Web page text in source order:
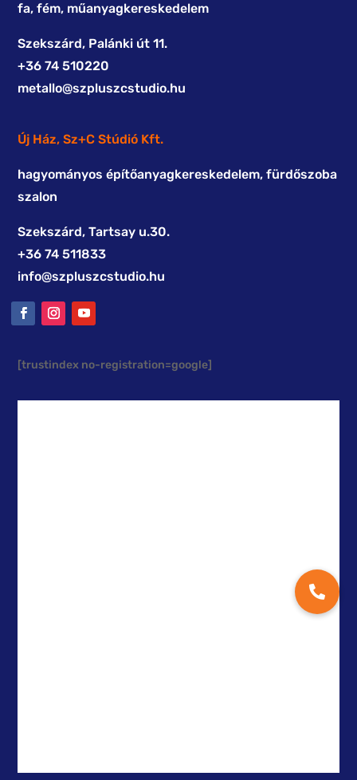
fa, fém, műanyagkereskedelem
Szekszárd, Palánki út 11.
+36 74 510220
metallo@szpluszcstudio.hu
Új Ház, Sz+C Stúdió Kft.
hagyományos építőanyagkereskedelem, fürdőszoba
szalon
Szekszárd, Tartsay u.30.
+36 74 511833
info@szpluszcstudio.hu
[trustindex no-registration=google]